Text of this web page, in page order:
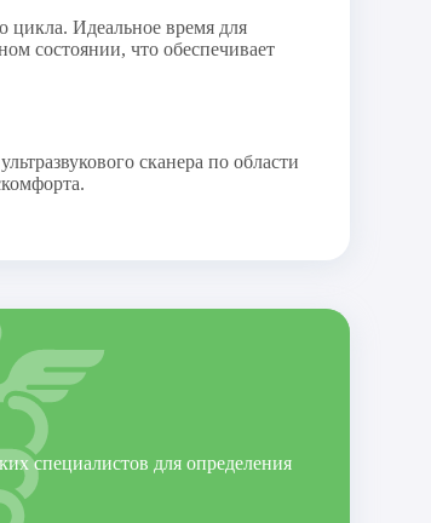
цикла. Идеальное время для
состоянии, что обеспечивает
сканера по области
специалистов для определения